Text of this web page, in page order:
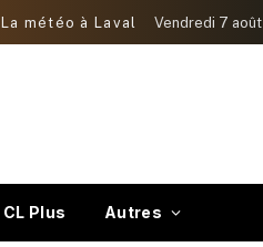
La météo à Laval Vendredi 7 août
CL Plus Autres